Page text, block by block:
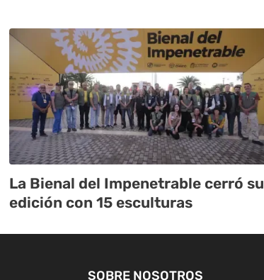
La Bienal del Impenetrable cerró su
edición con 15 esculturas
SOBRE NOSOTROS